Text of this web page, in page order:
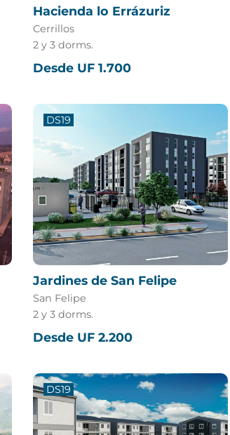
Hacienda lo Errázuriz
Cerrillos
2 y 3 dorms.
Desde UF 1.700
DS19
Jardines de San Felipe
San Felipe
2 y 3 dorms.
Desde UF 2.200
DS19